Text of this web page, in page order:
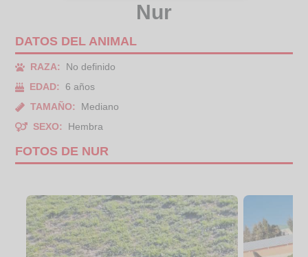
Nur
DATOS DEL ANIMAL
RAZA:
No definido
EDAD:
6 años
TAMAÑO:
Mediano
SEXO:
Hembra
FOTOS DE NUR